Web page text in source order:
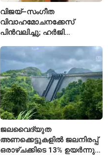
വിജയ്–സംഗീത
വിവാഹമോചനക്കേസ്
പിൻവലിച്ചു; ഹർജി
അവസാനിപ്പിച്ച് കോടതി
ജലവൈദ്യുത
അണക്കെട്ടുകളിൽ ജലനിരപ്പ്
ഒരാഴ്ചക്കിടെ 13% ഉയർന്നു;